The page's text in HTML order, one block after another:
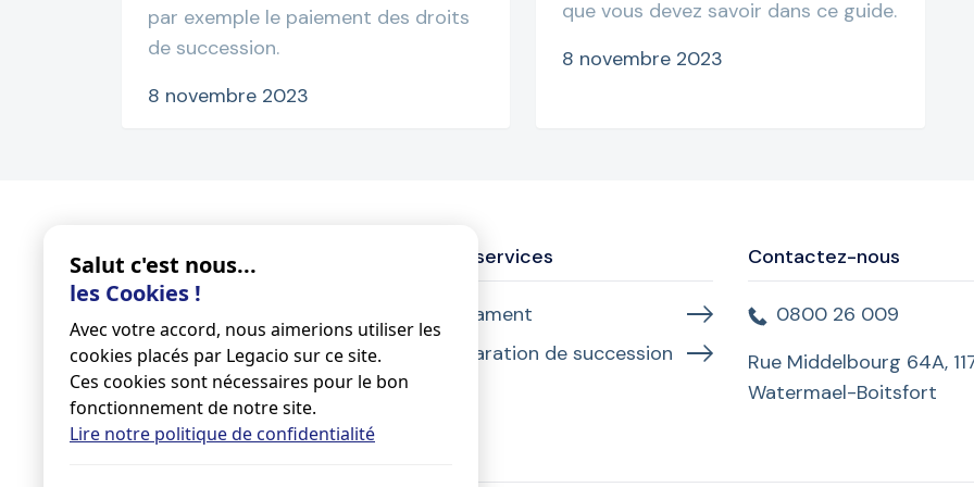
par exemple le paiement des droits
de succession.
8 novembre 2023
que vous devez savoir dans ce guide.
8 novembre 2023
Legacio
Jobs
Guides
Blog
Nos services
Testament
Déclaration de succession
Contactez-nous
0800 26 009
Rue Middelbourg 64A,
Watermael-Boitsfort
Salut c'est nous...
les Cookies !
Avec votre accord, nous aimerions utiliser les
cookies placés par Legacio sur ce site.
Ces cookies sont nécessaires pour le bon
fonctionnement de notre site.
Lire notre politique de confidentialité